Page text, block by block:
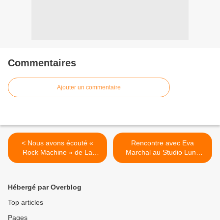
Commentaires
Ajouter un commentaire
< Nous avons écouté «
Rock Machine » de La
Femme !
Rencontre avec Eva
Marchal au Studio Luna
Rossa à l’occasion de la
Hébergé par Overblog
Top articles
Pages